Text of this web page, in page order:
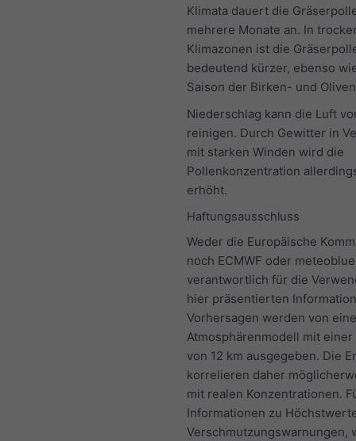
Klimata dauert die
mehrere Monate an. In
Klimazonen ist die
bedeutend kürzer, ebenso
Saison der Birken- und
Niederschlag kann die Luft
reinigen. Durch Gewitter in
mit starken Winden wird die
Pollenkonzentration
erhöht.
Haftungsausschluss
Weder die Europäische
noch ECMWF oder
verantwortlich für die
hier präsentierten
Vorhersagen werden von
Atmosphärenmodell mit
von 12 km ausgegeben. Die
korrelieren daher
mit realen Konzentrationen.
Informationen zu
Verschmutzungswarnungen,